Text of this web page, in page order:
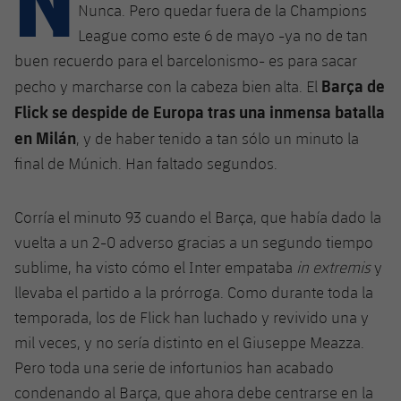
plusicon
más
Instalaciones
Spotify Camp Nou
Estadi Johan Cruyff
Barça Cafe
Ciutat Esportiva
La Masia
plusicon
más
Servicios
plusicon
más
SUB13
SUB11 A
SUB11 B
SUB10 A
SUB10 B
SUB9 A
SUB9 B
SUB8 A
SUB13 B
SUB12 C
SUB11 C
Entradas
Gameday Shows
Resultados
Jugadores
Fotos
Historia
Palmarés
Base
Barça Atlètic
Junior
Cadete A
Infantil B
Mini
Campus Verano
PLUSICON
MÁS
Primer Equipo
plusicon
más
Actualidad
Entradas
Resultados
Clasificaciones
Jugadores
Barça Atlètic
plusicon
más
Calendario
Resultados
Clasificaciones
Jugadores
plusicon
más
Actualidad
Juvenil
Cadete A
Cadete B
PLUSICON
MÁS
Primer equipo
plusicon
más
Actualidad
Calendario
Barça Atlètic
plusicon
más
Actualidad
Nunca. Pero quedar fuera de la Champions
League como este 6 de mayo -ya no de tan
buen recuerdo para el barcelonismo- es para sacar
pecho y marcharse con la cabeza bien alta. El Barça de
Flick se despide de Europa tras una inmensa batalla
en Milán, y de haber tenido a tan sólo un minuto la
final de Múnich. Han faltado segundos.
Corría el minuto 93 cuando el Barça, que había dado la
vuelta a un 2-0 adverso gracias a un segundo tiempo
sublime, ha visto cómo el Inter empataba in extremisy
llevaba el partido a la prórroga. Como durante toda la
temporada, los de Flick han luchado y revivido una y
mil veces, y no sería distinto en el Giuseppe Meazza.
Pero toda una serie de infortunios han acabado
condenando al Barça, que ahora debe centrarse en la